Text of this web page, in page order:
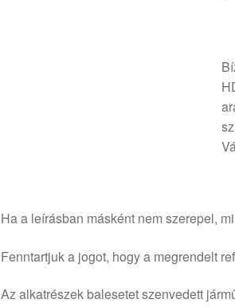
Ha a leírásban másként nem szerepel,
Fenntartjuk a jogot, hogy a megrendelt
Az alkatrészek balesetet szenvedett